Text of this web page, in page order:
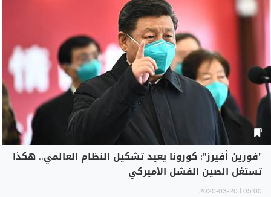
"فورين أفيرز": كورونا يعيد تشكيل النظام العالمي.. هكذا
تستغل الصين الفشل الأميركي
05:00 | 2020-03-20